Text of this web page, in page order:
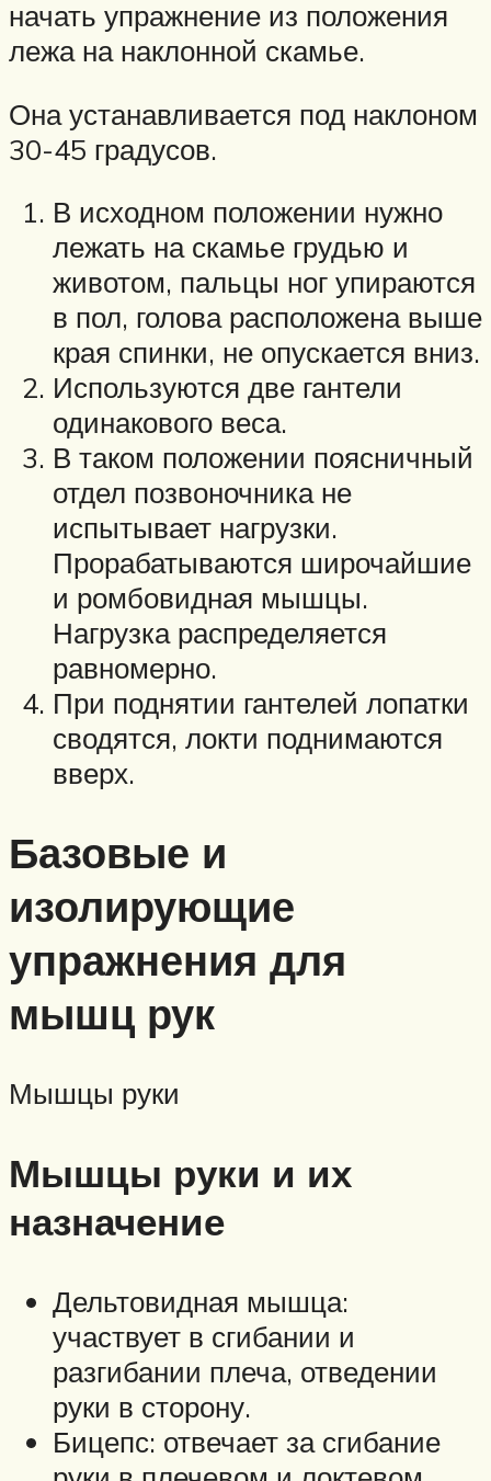
начать упражнение из положения
лежа на наклонной скамье.
Она устанавливается под наклоном
30-45 градусов.
В исходном положении нужно
лежать на скамье грудью и
животом, пальцы ног упираются
в пол, голова расположена выше
края спинки, не опускается вниз.
Используются две гантели
одинакового веса.
В таком положении поясничный
отдел позвоночника не
испытывает нагрузки.
Прорабатываются широчайшие
и ромбовидная мышцы.
Нагрузка распределяется
равномерно.
При поднятии гантелей лопатки
сводятся, локти поднимаются
вверх.
Базовые и
изолирующие
упражнения для
мышц рук
Мышцы руки
Мышцы руки и их
назначение
Дельтовидная мышца:
участвует в сгибании и
разгибании плеча, отведении
руки в сторону.
Бицепс: отвечает за сгибание